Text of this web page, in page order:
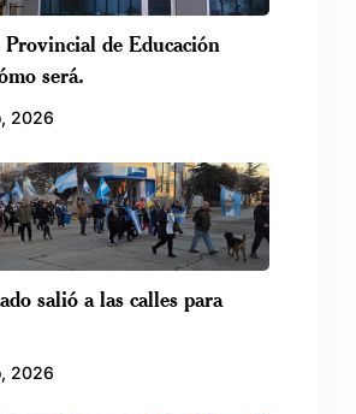
de Educación
será.
2026
salió a las calles para
2026